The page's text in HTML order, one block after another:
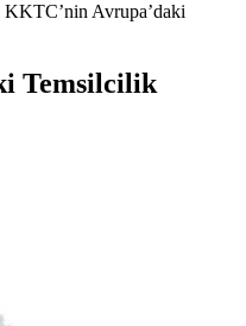
KKTC’nin Avrupa’daki
Temsilcilik